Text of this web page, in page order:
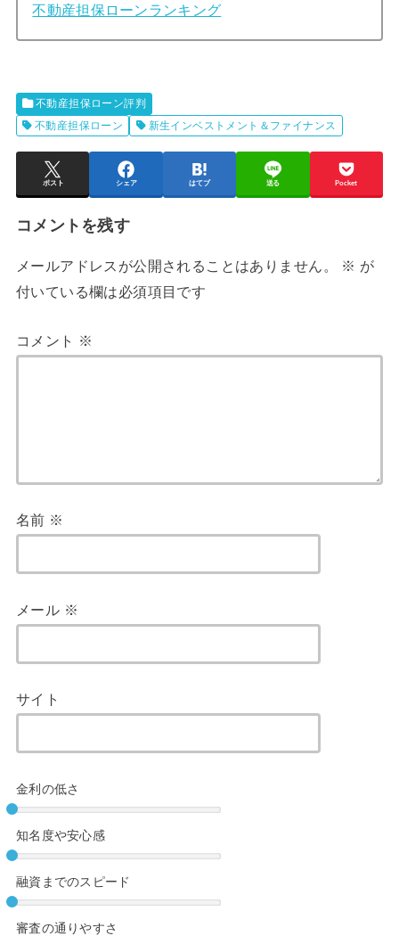
不動産担保ローンランキング
不動産担保ローン評判
不動産担保ローン 新生インベストメント＆ファイナンス
ポスト シェア はてブ 送る Pocket
コメントを残す
メールアドレスが公開されることはありません。 ※ が
付いている欄は必須項目です
コメント ※
名前 ※
メール ※
サイト
金利の低さ
知名度や安心感
融資までのスピード
審査の通りやすさ